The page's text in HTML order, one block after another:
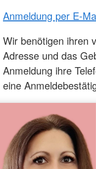
Anmeldung per E-
Wir benötigen ihren
Adresse und das
Anmeldung ihre
eine